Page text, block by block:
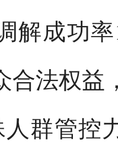
解成功
合法权益
人群管控